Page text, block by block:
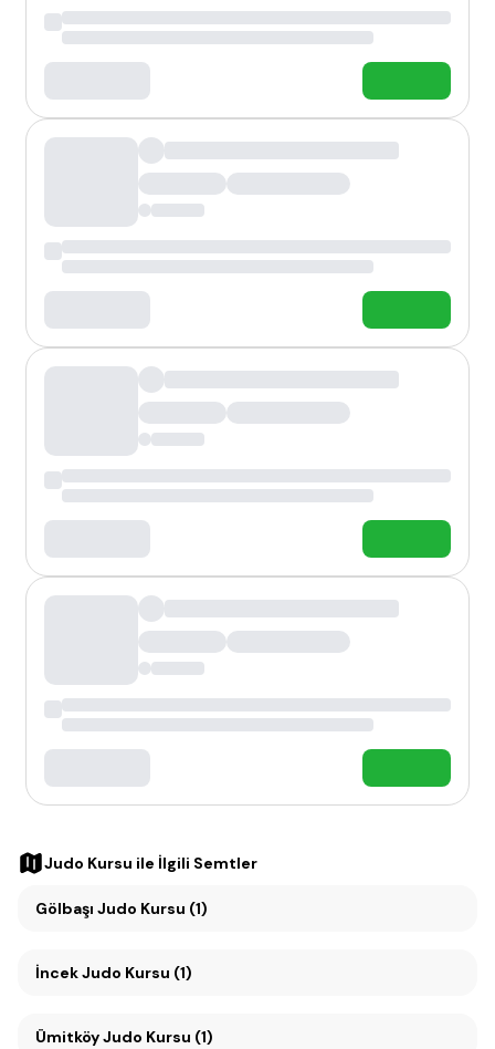
Judo Kursu ile İlgili Semtler
Gölbaşı Judo Kursu (1)
İncek Judo Kursu (1)
Ümitköy Judo Kursu (1)